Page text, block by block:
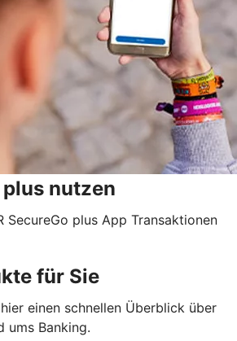
plus nutzen
SecureGo plus App Transaktionen
für Sie
einen schnellen Überblick über
ums Banking.